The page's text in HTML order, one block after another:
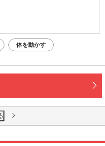
体を動かす